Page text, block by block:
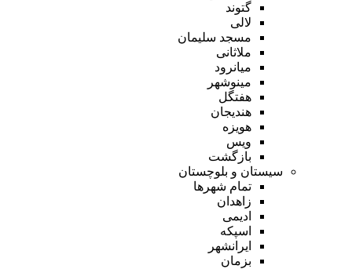
گتوند
لالی
مسجد سلیمان
ملاثانی
میانرود
مینوشهر
هفتگل
هندیجان
هویزه
ویس
بازگشت
سیستان و بلوچستان
تمام شهر‌ها
زاهدان
ادیمی
اسپکه
ایرانشهر
بزمان